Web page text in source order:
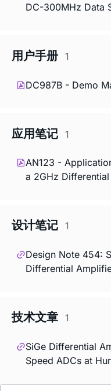
DC-300MHz Data
用户手册 1
DC987B - Demo
应用笔记 1
AN123 -
a 2GHz
设计笔记 1
Design Note 454:
Differential
技术文章 1
SiGe Differential
Speed ADCs at